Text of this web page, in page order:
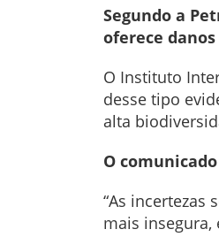
Segundo a
oferece
O Instituto
desse tipo
alta
O
“As
mais